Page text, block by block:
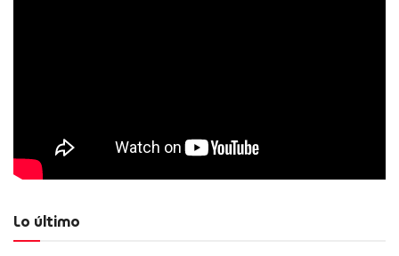
Lo último